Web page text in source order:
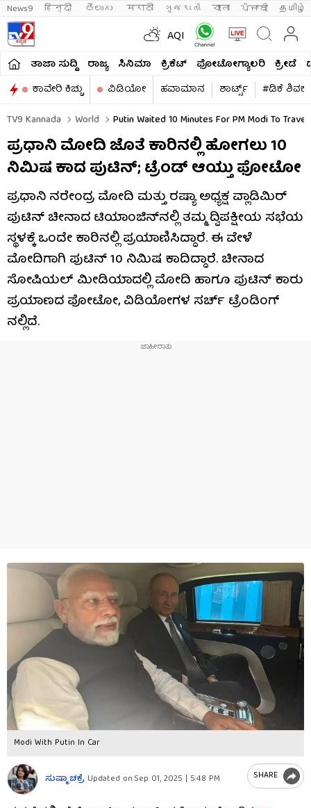
News9 हिन्दी తెలుగు मराठी ગુજરાતી বাংলা ਪੰਜਾਬੀ தமிழ்
AQI
ತಾಜಾ ಸುದ್ದಿ ರಾಜ್ಯ ಸಿನಿಮಾ ಕ್ರಿಕೆಟ್​ ಫೋಟೋಗ್ಯಾಲರಿ ಕ್ರೀಡೆ
ಕಾವೇರಿ ಕಿಚ್ಚು
ವಿಡಿಯೋ ಹವಾಮಾನ ಶಾರ್ಟ್ಸ್​
#ಡಿಕೆ
TV9 Kannada
World Putin Waited 10 Minutes For PM Modi To
ಪ್ರಧಾನಿ ಮೋದಿ ಜೊತೆ ಕಾರಿನಲ್ಲಿ ಹೋಗಲು 10
ನಿಮಿಷ ಕಾದ ಪುಟಿನ್; ಟ್ರೆಂಡ್ ಆಯ್ತು ಫೋಟೋ
ಪ್ರಧಾನಿ ನರೇಂದ್ರ ಮೋದಿ ಮತ್ತು ರಷ್ಯಾ ಅಧ್ಯಕ್ಷ ವ್ಲಾಡಿಮಿರ್
ಪುಟಿನ್ ಚೀನಾದ ಟಿಯಾಂಜಿನ್‌ನಲ್ಲಿ ತಮ್ಮ ದ್ವಿಪಕ್ಷೀಯ ಸಭೆಯ
ಸ್ಥಳಕ್ಕೆ ಒಂದೇ ಕಾರಿನಲ್ಲಿ ಪ್ರಯಾಣಿಸಿದ್ದಾರೆ. ಈ ವೇಳೆ
ಮೋದಿಗಾಗಿ ಪುಟಿನ್ 10 ನಿಮಿಷ ಕಾದಿದ್ದಾರೆ. ಚೀನಾದ
ಸೋಷಿಯಲ್ ಮೀಡಿಯಾದಲ್ಲಿ ಮೋದಿ ಹಾಗೂ ಪುಟಿನ್ ಕಾರು
ಪ್ರಯಾಣದ ಫೋಟೋ, ವಿಡಿಯೋಗಳ ಸರ್ಚ್ ಟ್ರೆಂಡಿಂಗ್​​
ನಲ್ಲಿದೆ.
Modi With Putin In Car
ಸುಷ್ಮಾ ಚಕ್ರೆ Updated on:Sep 01, 2025 | 5:48 PM SHARE